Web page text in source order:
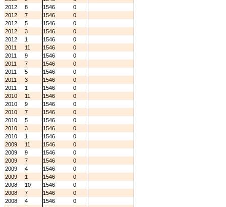
2012
8 1546
0
2012
7 1546
0
2012
5 1546
0
2012
3 1546
0
2012
1 1546
0
2011
11 1546
0
2011
9 1546
0
2011
7 1546
0
2011
5 1546
0
2011
3 1546
0
2011
1 1546
0
2010
11 1546
0
2010
9 1546
0
2010
7 1546
0
2010
5 1546
0
2010
3 1546
0
2010
1 1546
0
2009
11 1546
0
2009
9 1546
0
2009
7 1546
0
2009
4 1546
0
2009
1 1546
0
2008
10 1546
0
2008
7 1546
0
2008
4 1546
0